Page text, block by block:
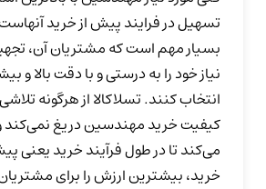
تسهیل در فرایند پیش از خرید
بسیار مهم است که مشتریان آن،
نیاز خود را به درستی و با دقت بالا و
انتخاب کنند. تسلاکالا از هرگونه تلاشی
کیفیت خرید مهندسین دریغ نمی‏‌کند
می‏‌کند تا در طول فرآیند خرید یعنی
خرید، بیشترین ارزش را برای